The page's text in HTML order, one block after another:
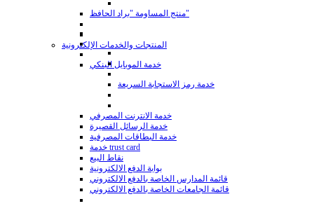
منتج المساومة "براد الحافظ"
المنتجات والخدمات الإلكترونية
خدمة الموبايل البنكي
خدمة رمز الاستجابة السريعة
خدمة الانترنت المصرفي
خدمة الرسائل القصيرة
خدمة البطاقات المصرفية
خدمة trust card
نقاط البيع
بوابة الدفع الالكترونية
قائمة المدارس الخاصة بالدفع الالكتروني
قائمة الجامعات الخاصة بالدفع الالكتروني